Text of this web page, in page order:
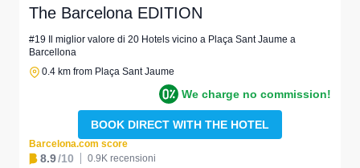
The Barcelona EDITION
#19 Il miglior valore di 20 Hotels vicino a Plaça Sant Jaume a
Barcellona
0.4 km from Plaça Sant Jaume
We charge no commission!
BOOK DIRECT WITH THE HOTEL
Barcelona.com score
8.9/10 0.9K recensioni